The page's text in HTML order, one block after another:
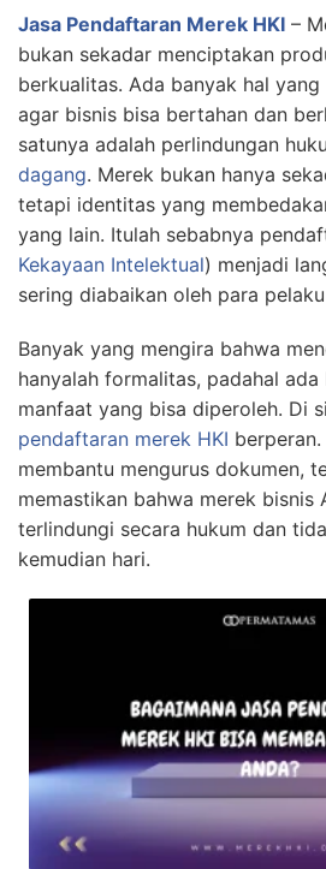
Jasa Pendaftaran Merek HKI –
bukan sekadar menciptakan
berkualitas. Ada banyak hal
agar bisnis bisa bertahan dan
satunya adalah perlindungan
dagang. Merek bukan hanya
tetapi identitas yang
yang lain. Itulah sebabnya
Kekayaan Intelektual) menjadi
sering diabaikan oleh para
Banyak yang mengira bahwa
hanyalah formalitas, padahal
manfaat yang bisa diperoleh. Di
pendaftaran merek HKI
membantu mengurus dokumen,
memastikan bahwa merek bisnis
terlindungi secara hukum dan
kemudian hari.